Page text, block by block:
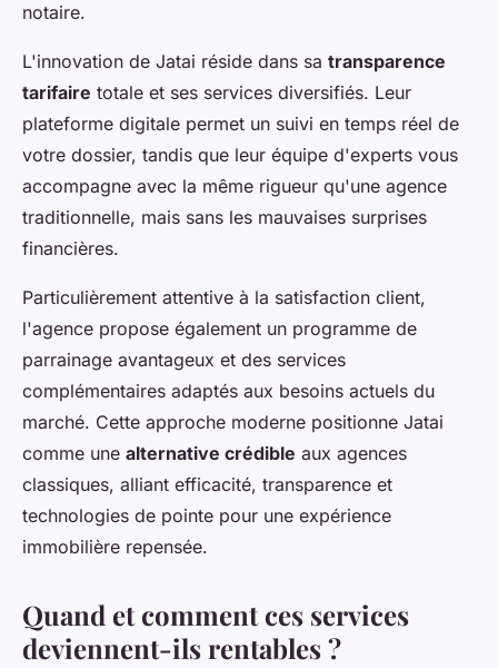
notaire.
L'innovation de Jatai réside dans sa transparence
tarifaire totale et ses services diversifiés. Leur
plateforme digitale permet un suivi en temps réel de
votre dossier, tandis que leur équipe d'experts vous
accompagne avec la même rigueur qu'une agence
traditionnelle, mais sans les mauvaises surprises
financières.
Particulièrement attentive à la satisfaction client,
l'agence propose également un programme de
parrainage avantageux et des services
complémentaires adaptés aux besoins actuels du
marché. Cette approche moderne positionne Jatai
comme une alternative crédible aux agences
classiques, alliant efficacité, transparence et
technologies de pointe pour une expérience
immobilière repensée.
Quand et comment ces services
deviennent-ils rentables ?